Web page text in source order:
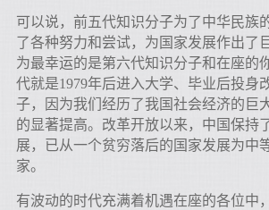
可以说，前五代知识分子为了中华民族
了各种努力和尝试，为国家发展作出了
为最幸运的是第六代知识分子和在座的
代就是1979年后进入大学、毕业后投身
子，因为我们经历了我国社会经济的巨
的显著提高。改革开放以来，中国保持
展，已从一个贫穷落后的国家发展为中
家。
有波动的时代充满着机遇在座的各位中